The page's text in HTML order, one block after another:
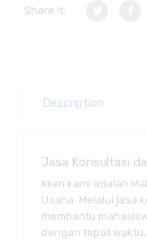
Share it:
Description
Jasa Konsultasi
Klien kami adalah
Usaha. Melalui jasa
membantu
dengan tepat